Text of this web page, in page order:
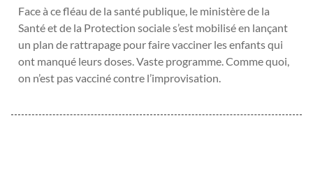
Face à ce fléau de la santé publique, le ministère de la
Santé et de la Protection sociale s’est mobilisé en lançant
un plan de rattrapage pour faire vacciner les enfants qui
ont manqué leurs doses. Vaste programme. Comme quoi,
on n’est pas vacciné contre l’improvisation.